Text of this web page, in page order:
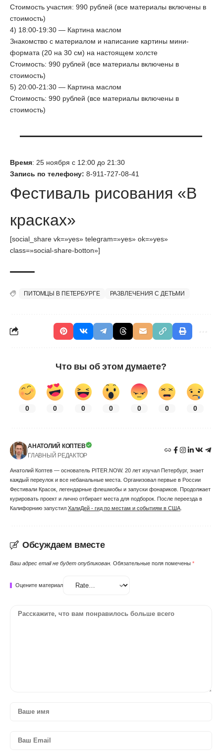
Стоимость участия: 990 рублей (все материалы включены в
стоимость)
4) 18:00-19:30 — Картина маслом
Знакомство с материалом и написание картины мини-
формата (20 на 30 см) на настоящем холсте
Стоимость: 990 рублей (все материалы включены в
стоимость)
5) 20:00-21:30 — Картина маслом
Стоимость: 990 рублей (все материалы включены в
стоимость)
Время: 25 ноября с 12:00 до 21:30
Запись по телефону: 8-911-727-08-41
Фестиваль рисования «В
красках»
[social_share vk=»yes» telegram=»yes» ok=»yes»
class=»social-share-botton»]
ПИТОМЦЫ В ПЕТЕРБУРГЕ РАЗВЛЕЧЕНИЯ С ДЕТЬМИ
Что вы об этом думаете?
0 0 0 0 0 0 0
АНАТОЛИЙ КОПТЕВ
ГЛАВНЫЙ РЕДАКТОР
Анатолий Коптев — основатель PITER.NOW. 20 лет изучал Петербург, знает
каждый переулок и все небанальные места. Организовал первые в России
Фестивали Красок, легендарные флешмобы и запуски фонариков. Продолжает
курировать проект и лично отбирает места для подборок. После переезда в
Калифорнию запустил ХалиДей - гид по местам и событиям в США
Обсуждаем вместе
Ваш адрес email не будет опубликован. Обязательные поля помечены *
Оцените материал